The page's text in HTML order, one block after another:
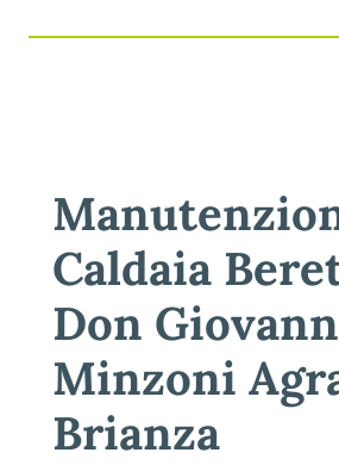
Caldaia
Don
Minzoni
Brianza